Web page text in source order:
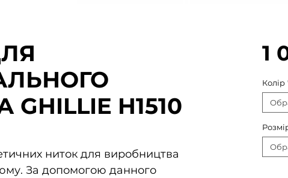
H1510
ниток для виробництва
За допомогою данного
1
Колір